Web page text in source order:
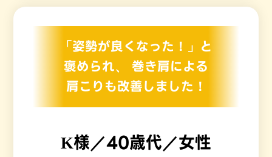
「姿勢が良くなった！」と
褒められ、
巻き肩による
肩こりも改善しました！
K様／40歳代／女性